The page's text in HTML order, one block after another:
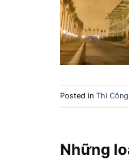
Posted in Thi
Những